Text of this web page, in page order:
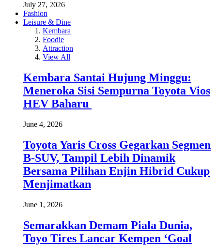
July 27, 2026
Fashion
Leisure & Dine
Kembara
Foodie
Attraction
View All
Kembara Santai Hujung Minggu:
Meneroka Sisi Sempurna Toyota Vios
HEV Baharu
June 4, 2026
Toyota Yaris Cross Gegarkan Segmen
B-SUV, Tampil Lebih Dinamik
Bersama Pilihan Enjin Hibrid Cukup
Menjimatkan
June 1, 2026
Semarakkan Demam Piala Dunia,
Toyo Tires Lancar Kempen ‘Goal